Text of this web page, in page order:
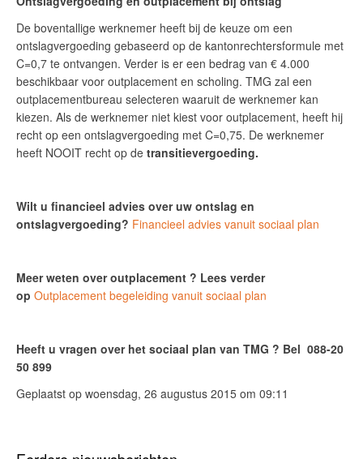
De boventallige werknemer heeft bij de keuze om een
ontslagvergoeding gebaseerd op de kantonrechtersformule met
C=0,7 te ontvangen. Verder is er een bedrag van € 4.000
beschikbaar voor outplacement en scholing. TMG zal een
outplacementbureau selecteren waaruit de werknemer kan
kiezen. Als de werknemer niet kiest voor outplacement, heeft hij
recht op een ontslagvergoeding met C=0,75. De werknemer
heeft NOOIT recht op de transitievergoeding.
Wilt u financieel advies over uw ontslag en
ontslagvergoeding? Financieel advies vanuit sociaal plan
Meer weten over outplacement ? Lees verder
op Outplacement begeleiding vanuit sociaal plan
Heeft u vragen over het sociaal plan van TMG ? Bel 088-20
50 899
Geplaatst op woensdag, 26 augustus 2015 om 09:11